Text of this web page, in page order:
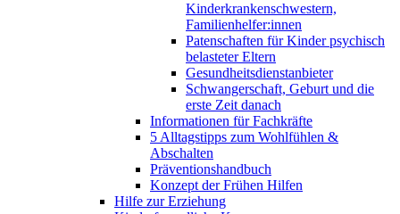
Kinderkrankenschwestern,
Familienhelfer:innen
Patenschaften für Kinder psychisch
belasteter Eltern
Gesundheitsdienstanbieter
Schwangerschaft, Geburt und die
erste Zeit danach
Informationen für Fachkräfte
5 Alltagstipps zum Wohlfühlen &
Abschalten
Präventionshandbuch
Konzept der Frühen Hilfen
Hilfe zur Erziehung